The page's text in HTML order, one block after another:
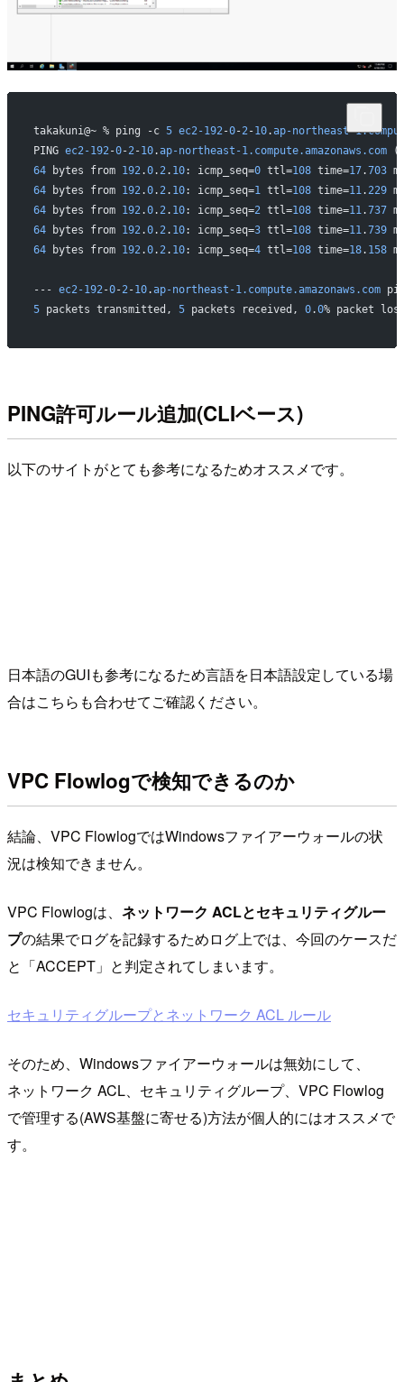
takakuni@~ % ping -c 5 ec2-192-0-2-10.ap-northeast-
PING ec2-192-0-2-10.ap-northeast-1.compute.amazonaws.com (
64 bytes from 192.0. 2. 10: icmp_seq=0 ttl=108 time=17.703
64 bytes from 192.0. 2. 10: icmp_seq=1 ttl=108 time=11. 229
64 bytes from 192.0. 2. 10: icmp_seq=2 ttl=108 time=11.737
64 bytes from 192.0. 2. 10: icmp_seq=3 ttl=108 time=11.739
64 bytes from 192.0. 2. 10: icmp_seq=4 ttl=108 time=18. 158
--- ec2-192-0-2-10.ap-northeast-1.compute.amazonaws.com
5 packets transmitted, 5 packets received, 0.0% packet
PING許可ルール追加(CLIベース)
以下のサイトがとても参考になるためオススメです。
日本語のGUIも参考になるため言語を日本語設定している場
合はこちらも合わせてご確認ください。
VPC Flowlogで検知できるのか
結論、VPC FlowlogではWindowsファイアーウォールの状
況は検知できません。
VPC Flowlogは、 ネットワーク ACLとセキュリティグルー
プの結果でログを記録するためログ上では、今回のケースだ
と「ACCEPT」と判定されてしまいます。
セキュリティグループとネットワーク ACL ルール
そのため、Windowsファイアーウォールは無効にして、
ネットワーク ACL、セキュリティグループ、VPC Flowlog
で管理する(AWS基盤に寄せる)方法が個人的にはオススメで
す。